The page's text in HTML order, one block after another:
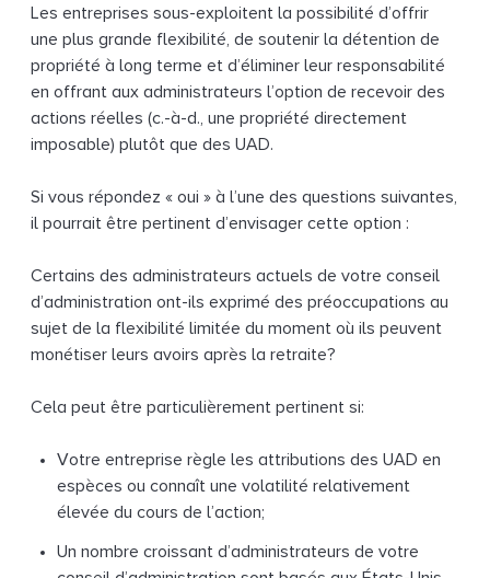
Les entreprises sous-exploitent la possibilité d’offrir
une plus grande flexibilité, de soutenir la détention de
propriété à long terme et d’éliminer leur responsabilité
en offrant aux administrateurs l’option de recevoir des
actions réelles (c.-à-d., une propriété directement
imposable) plutôt que des UAD.
Si vous répondez « oui » à l’une des questions suivantes,
il pourrait être pertinent d’envisager cette option :
Certains des administrateurs actuels de votre conseil
d’administration ont-ils exprimé des préoccupations au
sujet de la flexibilité limitée du moment où ils peuvent
monétiser leurs avoirs après la retraite?
Cela peut être particulièrement pertinent si:
Votre entreprise règle les attributions des UAD en
espèces ou connaît une volatilité relativement
élevée du cours de l’action;
Un nombre croissant d’administrateurs de votre